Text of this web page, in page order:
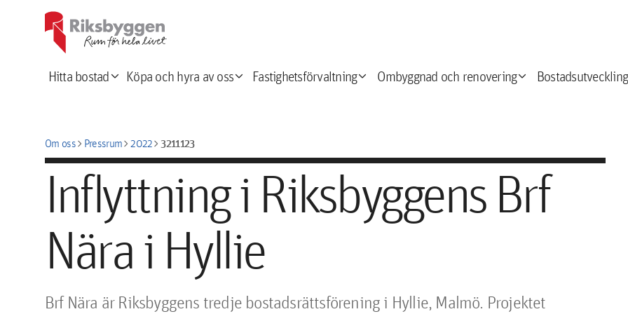
Hitta bostadexpand_more Köpa och hyra av ossexpand_more Fastighetsförvaltningexpand_more Ombyggnad och renoveringexpand_more Bostadsutveckling
Om osschevron_rightPressrumchevron_right2022chevron_right3211123
Inflyttning i Riksbyggens Brf
Nära i Hyllie
Brf Nära är Riksbyggens tredje bostadsrättsförening i Hyllie, Malmö. Projektet